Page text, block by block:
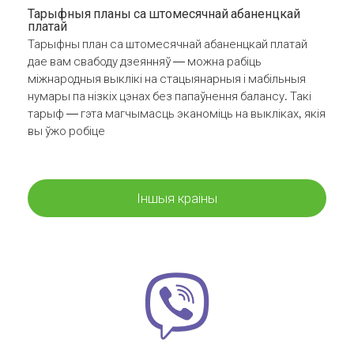
Тарыфныя планы са штомесячнай абаненцкай
платай
Тарыфны план са штомесячнай абаненцкай платай
дае вам свабоду дзеянняў — можна рабіць
міжнародныя выклікі на стацыянарныя і мабільныя
нумары па нізкіх цэнах без папаўнення балансу. Такі
тарыф — гэта магчымасць эканоміць на выкліках, якія
вы ўжо робіце
Іншыя краіны